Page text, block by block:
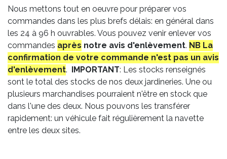
Nous mettons tout en oeuvre pour préparer vos
commandes dans les plus brefs délais: en général dans
les 24 à 96 h ouvrables. Vous pouvez venir enlever vos
commandes après notre avis d'enlèvement. NB La
confirmation de votre commande n'est pas un avis
d'enlèvement. IMPORTANT: Les stocks renseignés
sont le total des stocks de nos deux jardineries. Une ou
plusieurs marchandises pourraient n'être en stock que
dans l'une des deux. Nous pouvons les transférer
rapidement: un véhicule fait régulièrement la navette
entre les deux sites.